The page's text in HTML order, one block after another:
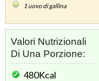
1 uovo di gallina
Valori Nutrizionali
Di Una Porzione:
480Kcal